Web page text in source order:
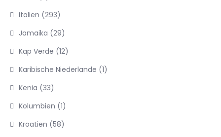
Italien (293)
Jamaika (29)
Kap Verde (12)
Karibische Niederlande (1)
Kenia (33)
Kolumbien (1)
Kroatien (58)